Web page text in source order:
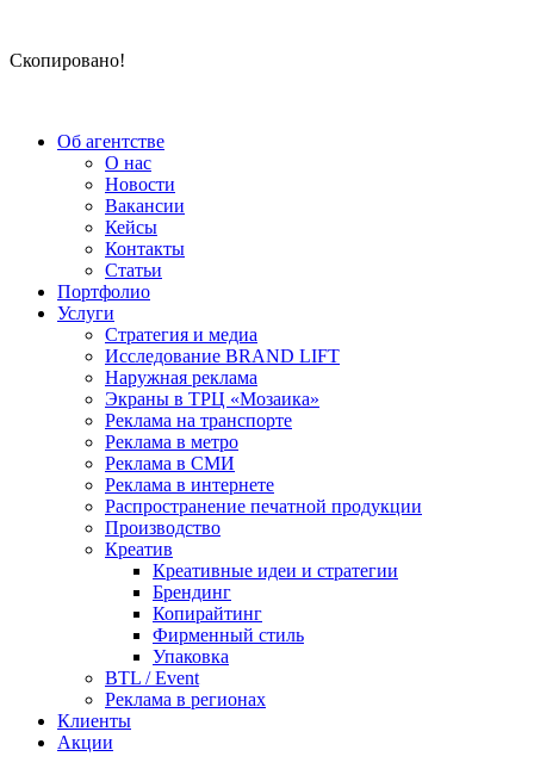
Скопировано!
Об агентстве
О нас
Новости
Вакансии
Кейсы
Контакты
Статьи
Портфолио
Услуги
Стратегия и медиа
Исследование BRAND LIFT
Наружная реклама
Экраны в ТРЦ «Мозаика»
Реклама на транспорте
Реклама в метро
Реклама в СМИ
Реклама в интернете
Распространение печатной продукции
Производство
Креатив
Креативные идеи и стратегии
Брендинг
Копирайтинг
Фирменный стиль
Упаковка
BTL / Event
Реклама в регионах
Клиенты
Акции